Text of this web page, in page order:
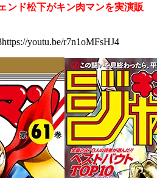
ンド松下がキン肉マンを実演販
youtu.be/r7n1oMFsHJ4